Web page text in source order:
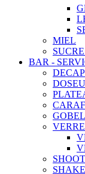
MIEL
BAR -